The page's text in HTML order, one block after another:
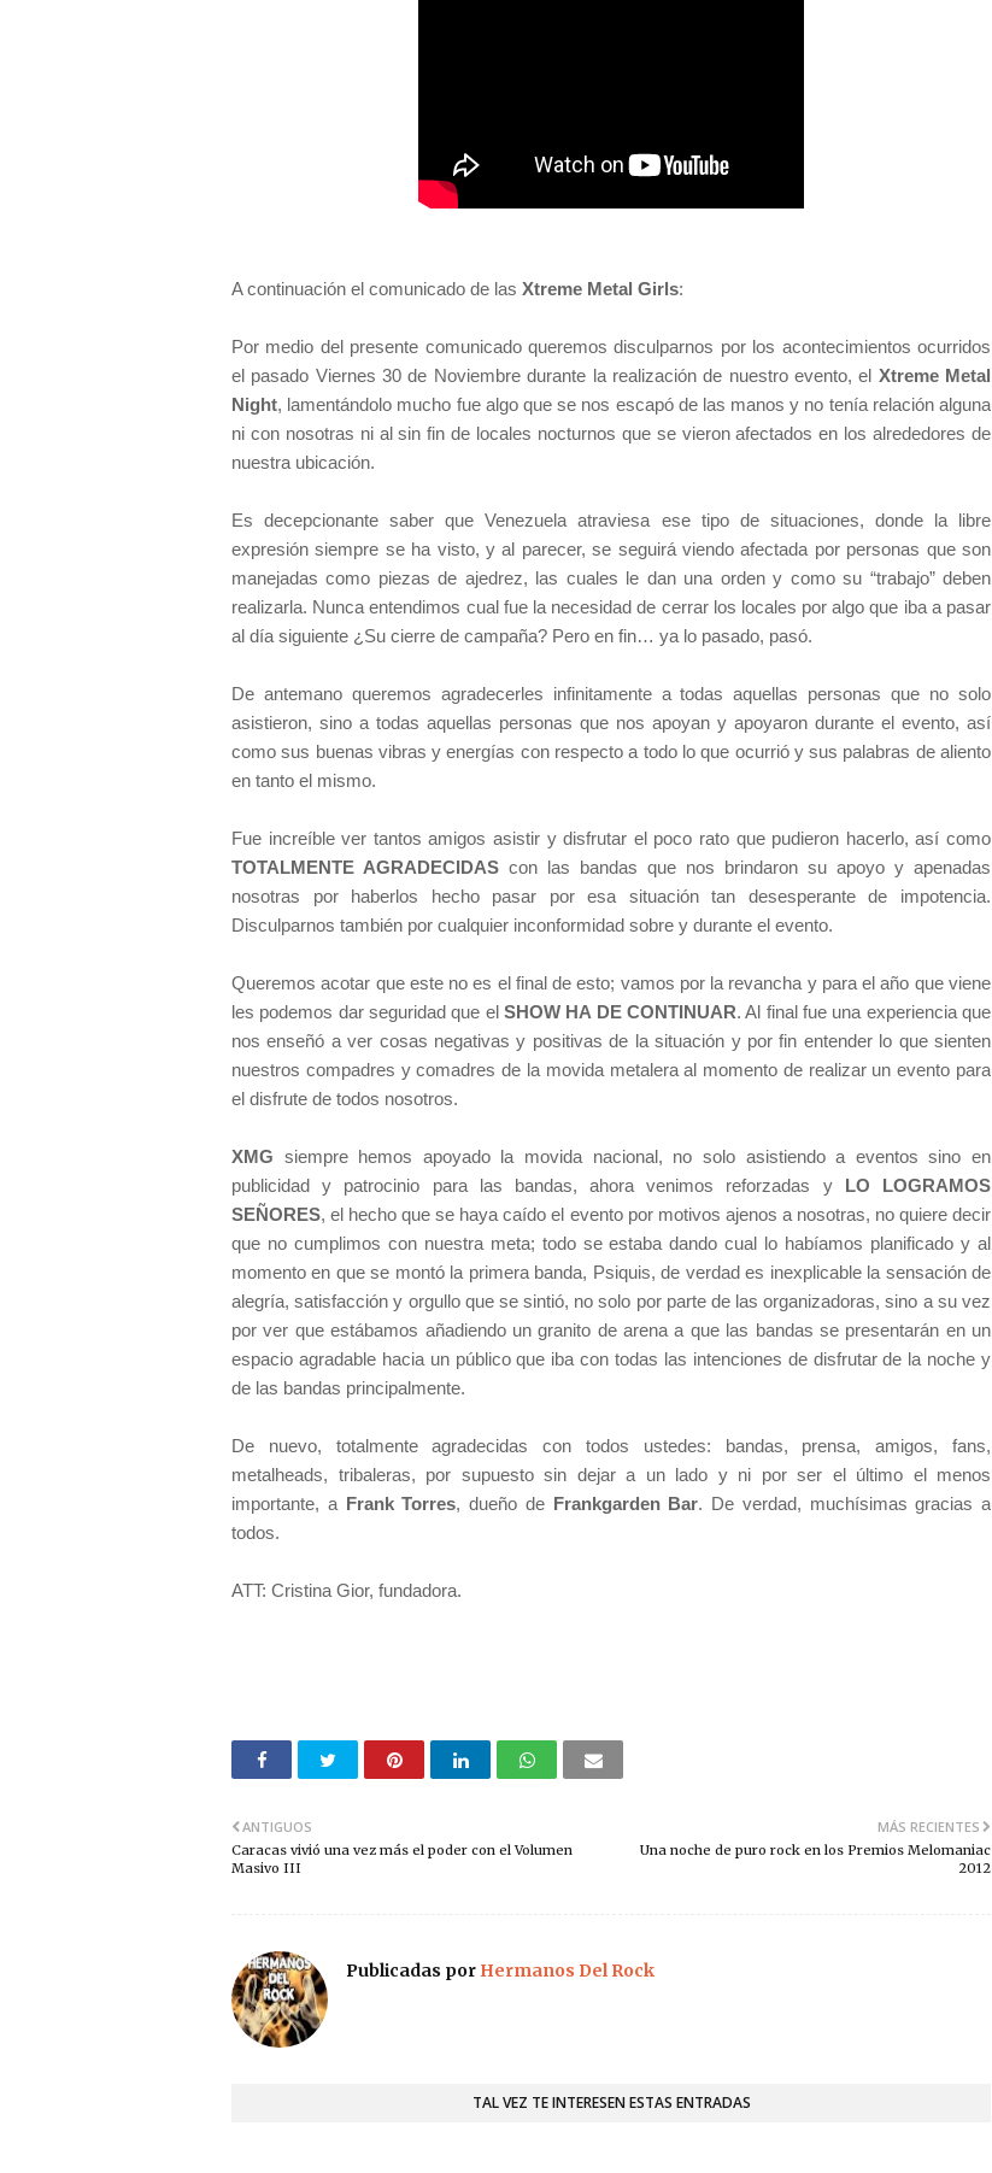
A continuación el comunicado de las Xtreme Metal Girls:
Por medio del presente comunicado queremos disculparnos por los acontecimientos ocurridos
el pasado Viernes 30 de Noviembre durante la realización de nuestro evento, el Xtreme Metal
Night, lamentándolo mucho fue algo que se nos escapó de las manos y no tenía relación alguna
ni con nosotras ni al sin fin de locales nocturnos que se vieron afectados en los alrededores de
nuestra ubicación.
Es decepcionante saber que Venezuela atraviesa ese tipo de situaciones, donde la libre
expresión siempre se ha visto, y al parecer, se seguirá viendo afectada por personas que son
manejadas como piezas de ajedrez, las cuales le dan una orden y como su “trabajo” deben
realizarla. Nunca entendimos cual fue la necesidad de cerrar los locales por algo que iba a pasar
al día siguiente ¿Su cierre de campaña? Pero en fin… ya lo pasado, pasó.
De antemano queremos agradecerles infinitamente a todas aquellas personas que no solo
asistieron, sino a todas aquellas personas que nos apoyan y apoyaron durante el evento, así
como sus buenas vibras y energías con respecto a todo lo que ocurrió y sus palabras de aliento
en tanto el mismo.
Fue increíble ver tantos amigos asistir y disfrutar el poco rato que pudieron hacerlo, así como
TOTALMENTE AGRADECIDAS con las bandas que nos brindaron su apoyo y apenadas
nosotras por haberlos hecho pasar por esa situación tan desesperante de impotencia.
Disculparnos también por cualquier inconformidad sobre y durante el evento.
Queremos acotar que este no es el final de esto; vamos por la revancha y para el año que viene
les podemos dar seguridad que el SHOW HA DE CONTINUAR. Al final fue una experiencia que
nos enseñó a ver cosas negativas y positivas de la situación y por fin entender lo que sienten
nuestros compadres y comadres de la movida metalera al momento de realizar un evento para
el disfrute de todos nosotros.
XMG siempre hemos apoyado la movida nacional, no solo asistiendo a eventos sino en
publicidad y patrocinio para las bandas, ahora venimos reforzadas y LO LOGRAMOS
SEÑORES, el hecho que se haya caído el evento por motivos ajenos a nosotras, no quiere decir
que no cumplimos con nuestra meta; todo se estaba dando cual lo habíamos planificado y al
momento en que se montó la primera banda, Psiquis, de verdad es inexplicable la sensación de
alegría, satisfacción y orgullo que se sintió, no solo por parte de las organizadoras, sino a su vez
por ver que estábamos añadiendo un granito de arena a que las bandas se presentarán en un
espacio agradable hacia un público que iba con todas las intenciones de disfrutar de la noche y
de las bandas principalmente.
De nuevo, totalmente agradecidas con todos ustedes: bandas, prensa, amigos, fans,
metalheads, tribaleras, por supuesto sin dejar a un lado y ni por ser el último el menos
importante, aFrank Torres, dueño de Frankgarden Bar. De verdad, muchísimas gracias a
todos.
ATT: Cristina Gior, fundadora.
MÁS RECIENTES
Una noche de puro rock en los Premios Melomaniac
2012
ANTIGUOS
Caracas vivió una vez más el poder con el Volumen
Masivo III
Publicadas por Hermanos Del Rock
TAL VEZ TE INTERESEN ESTAS ENTRADAS